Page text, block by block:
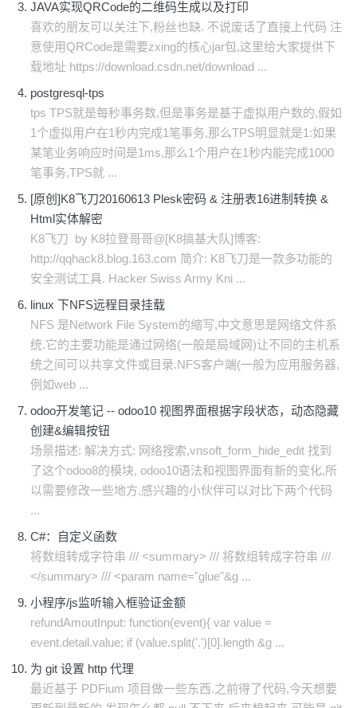
JAVA实现QRCode的二维码生成以及打印
喜欢的朋友可以关注下,粉丝也缺. 不说废话了直接上代码 注
意使用QRCode是需要zxing的核心jar包,这里给大家提供下
载地址 https://download.csdn.net/download ...
postgresql-tps
tps TPS就是每秒事务数,但是事务是基于虚拟用户数的,假如
1个虚拟用户在1秒内完成1笔事务,那么TPS明显就是1:如果
某笔业务响应时间是1ms,那么1个用户在1秒内能完成1000
笔事务,TPS就 ...
[原创]K8飞刀20160613 Plesk密码 & 注册表16进制转换 &
Html实体解密
K8飞刀 by K8拉登哥哥@[K8搞基大队]博客:
http://qqhack8.blog.163.com 简介: K8飞刀是一款多功能的
安全测试工具. Hacker Swiss Army Kni ...
linux 下NFS远程目录挂载
NFS 是Network File System的缩写,中文意思是网络文件系
统.它的主要功能是通过网络(一般是局域网)让不同的主机系
统之间可以共享文件或目录.NFS客户端(一般为应用服务器,
例如web ...
odoo开发笔记 -- odoo10 视图界面根据字段状态，动态隐藏
创建&编辑按钮
场景描述: 解决方式: 网络搜索,vnsoft_form_hide_edit 找到
了这个odoo8的模块, odoo10语法和视图界面有新的变化,所
以需要修改一些地方,感兴趣的小伙伴可以对比下两个代码
...
C#：自定义函数
将数组转成字符串 /// <summary> /// 将数组转成字符串 ///
</summary> /// <param name="glue"&g ...
小程序/js监听输入框验证金额
refundAmoutInput: function(event){ var value =
event.detail.value; if (value.split('.')[0].length &g ...
为 git 设置 http 代理
最近基于 PDFium 项目做一些东西.之前得了代码,今天想要